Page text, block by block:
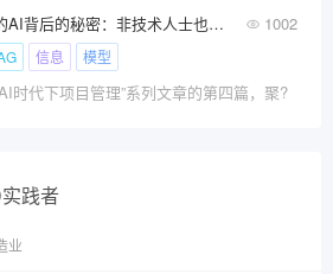
更聪明的AI背后的秘密：非技术人士也能理解的RAG技术 1002
信息 模型
时代下项目管理”系列文章的第四篇，聚?
践者
业